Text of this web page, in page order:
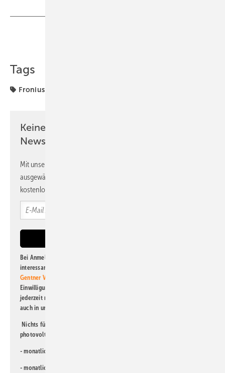
Tags
Fronius
Keine Zeit? Kein Problem mit dem PV
Newsletter!
Mit unserem Newsletter erhalten Sie regelmäßig von uns
ausgewählte Informationen und Neuigkeiten, gebündelt und
kostenlos direkt ins Postfach.
Bei Anmeldung zu diesem Newsletter bin ich damit einverstanden, über
interessante Verlags- und Online-Angebote
Gentner Verlag GmbH & Co. KG
Einwilligung kann ich jederzeit widerrufen und eine Abmeldung ist
jederzeit möglich. Informationen zum Umgang mit Daten finden Sie
auch in unserer
Nichts für Sie dabei? Dann lesen Sie doch einen unserer weiteren
photovoltaik-Newsletter!
- monatlicher
- monatlicher